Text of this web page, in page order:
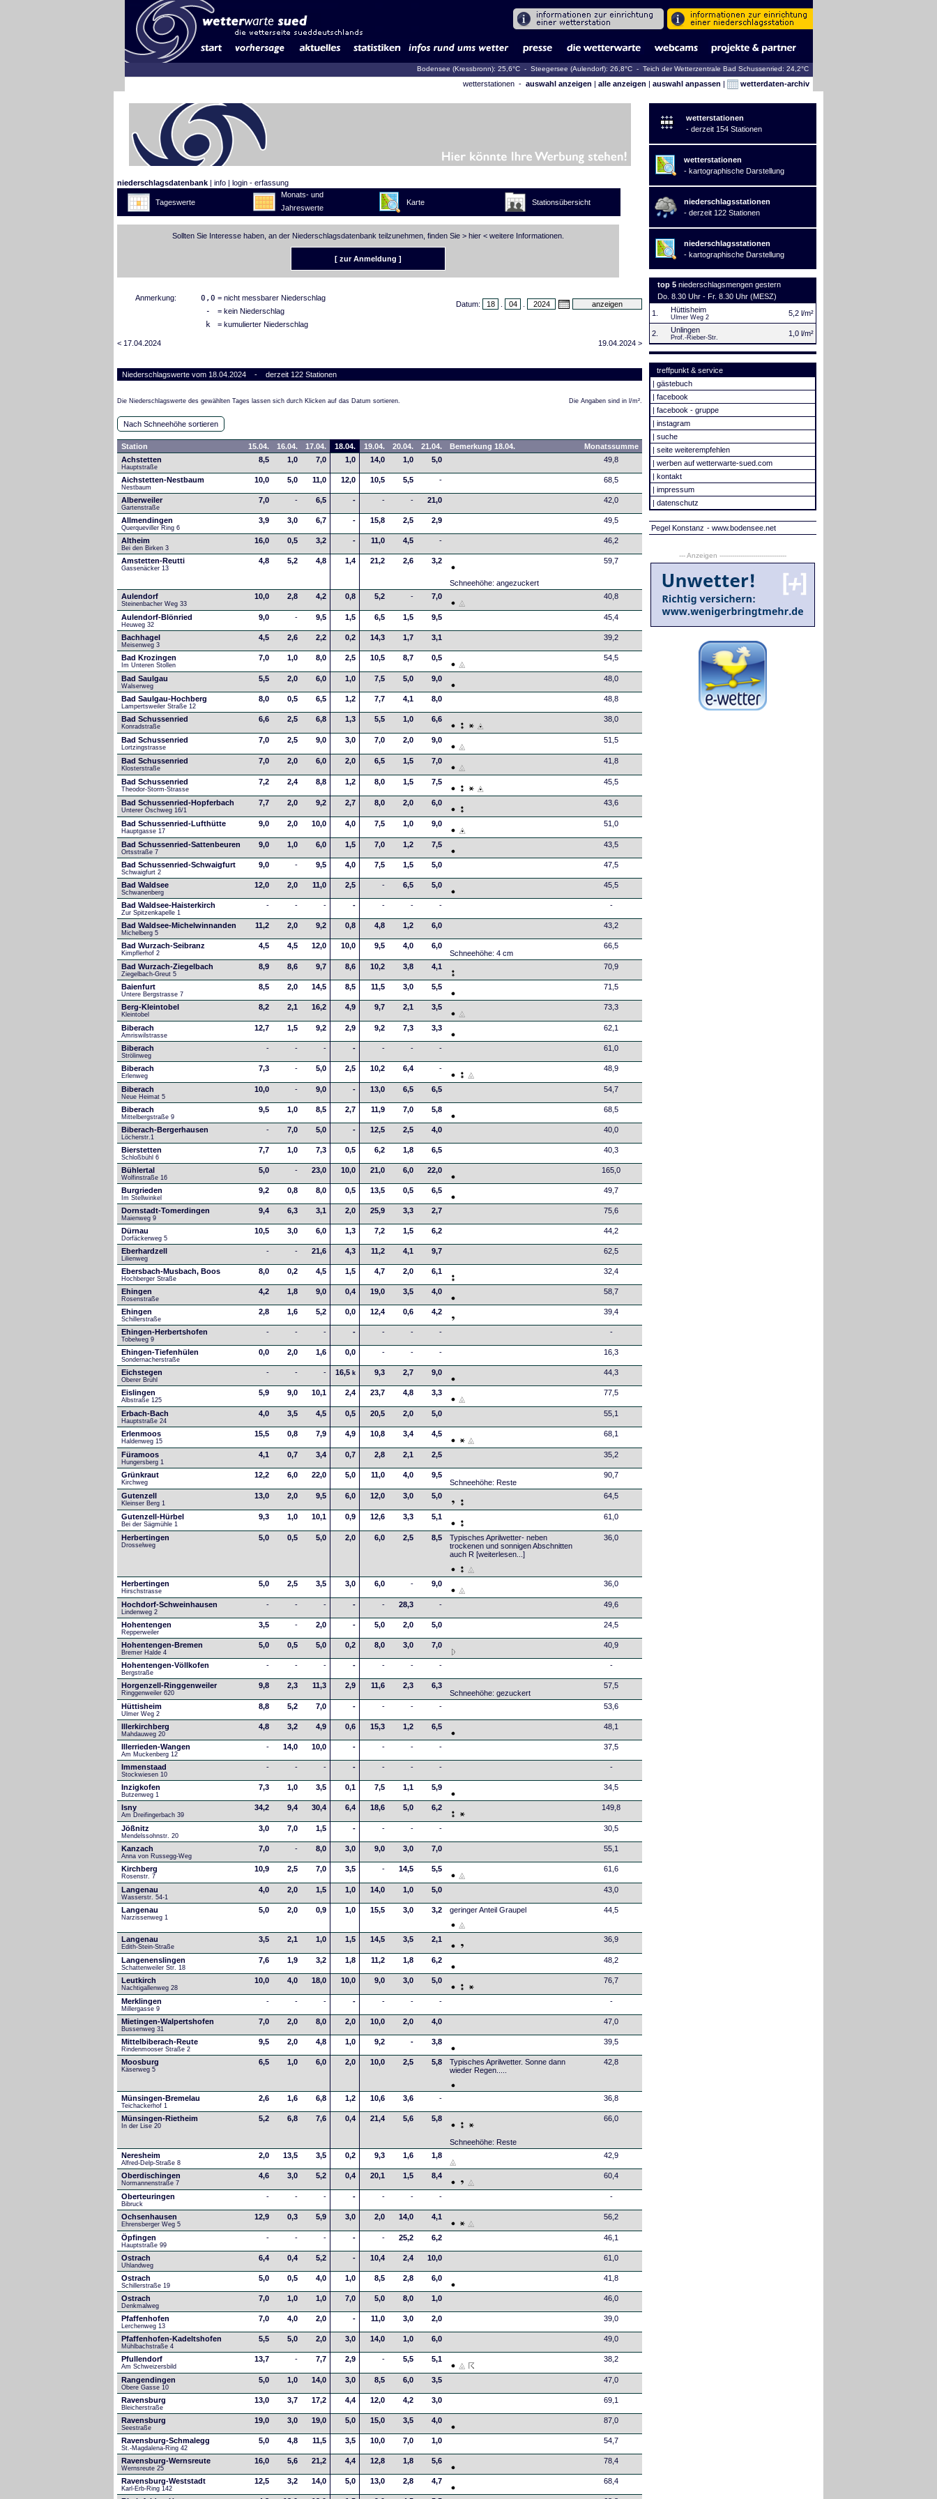
Bodensee (Kressbronn): 25,6°C - Steegersee (Aulendorf): 26,8°C - Teich der Wetterzentrale Bad Schussenried: 24,2°C
wetterstationen - auswahl anzeigen | alle anzeigen | auswahl anpassen | wetterdaten-archiv
niederschlagsdatenbank | info | login - erfassung
Tageswerte
Monats- und
Jahreswerte
Karte Stationsübersicht
Sollten Sie Interesse haben, an der Niederschlagsdatenbank teilzunehmen, finden Sie > hier < weitere Informationen.
[ zur Anmeldung ]
Datum:
Anmerkung: 0,0 = nicht messbarer Niederschlag
- = kein Niederschlag
k = kumulierter Niederschlag
< 17.04.2024 19.04.2024 >
Niederschlagswerte vom 18.04.2024 - derzeit 122 Stationen
Die Niederschlagswerte des gewählten Tages lassen sich durch Klicken auf das Datum sortieren. Die Angaben sind in l/m².
Nach Schneehöhe sortieren
Station 15.04. 16.04. 17.04. 18.04. 19.04. 20.04. 21.04. Bemerkung 18.04.
Monatssumme
Achstetten
Hauptstraße
8,5 1,0 7,0 1,0 14,0 1,0 5,0 49,8
Aichstetten-Nestbaum
Nestbaum
10,0 5,0 11,0 12,0 10,5 5,5 - 68,5
Alberweiler
Gartenstraße
7,0 - 6,5 - - - 21,0 42,0
Allmendingen
Querqueviller Ring 6
3,9 3,0 6,7 - 15,8 2,5 2,9 49,5
Altheim
Bei den Birken 3
16,0 0,5 3,2 - 11,0 4,5 - 46,2
Amstetten-Reutti
Gassenäcker 13
4,8 5,2 4,8 1,4 21,2 2,6 3,2
Schneehöhe: angezuckert
59,7
Aulendorf
Steinenbacher Weg 33
10,0 2,8 4,2 0,8 5,2 - 7,0 40,8
Aulendorf-Blönried
Heuweg 32
9,0 - 9,5 1,5 6,5 1,5 9,5 45,4
Bachhagel
Meisenweg 3
4,5 2,6 2,2 0,2 14,3 1,7 3,1 39,2
Bad Krozingen
Im Unteren Stollen
7,0 1,0 8,0 2,5 10,5 8,7 0,5 54,5
Bad Saulgau
Walserweg
5,5 2,0 6,0 1,0 7,5 5,0 9,0 48,0
Bad Saulgau-Hochberg
Lampertsweiler Straße 12
8,0 0,5 6,5 1,2 7,7 4,1 8,0 48,8
Bad Schussenried
Konradstraße
6,6 2,5 6,8 1,3 5,5 1,0 6,6 38,0
Bad Schussenried
Lortzingstrasse
7,0 2,5 9,0 3,0 7,0 2,0 9,0 51,5
Bad Schussenried
Klosterstraße
7,0 2,0 6,0 2,0 6,5 1,5 7,0 41,8
Bad Schussenried
Theodor-Storm-Strasse
7,2 2,4 8,8 1,2 8,0 1,5 7,5 45,5
Bad Schussenried-Hopferbach
Unterer Öschweg 16/1
7,7 2,0 9,2 2,7 8,0 2,0 6,0 43,6
Bad Schussenried-Lufthütte
Hauptgasse 17
9,0 2,0 10,0 4,0 7,5 1,0 9,0 51,0
Bad Schussenried-Sattenbeuren
Ortsstraße 7
9,0 1,0 6,0 1,5 7,0 1,2 7,5 43,5
Bad Schussenried-Schwaigfurt
Schwaigfurt 2
9,0 - 9,5 4,0 7,5 1,5 5,0 47,5
Bad Waldsee
Schwanenberg
12,0 2,0 11,0 2,5 - 6,5 5,0 45,5
Bad Waldsee-Haisterkirch
Zur Spitzenkapelle 1
- - - - - - - -
Bad Waldsee-Michelwinnanden
Michelberg 5
11,2 2,0 9,2 0,8 4,8 1,2 6,0 43,2
Bad Wurzach-Seibranz
Kimpflerhof 2
4,5 4,5 12,0 10,0 9,5 4,0
6,0
Schneehöhe: 4 cm
66,5
Bad Wurzach-Ziegelbach
Ziegelbach-Greut 5
8,9 8,6 9,7 8,6 10,2 3,8 4,1 70,9
Baienfurt
Untere Bergstrasse 7
8,5 2,0 14,5 8,5 11,5 3,0 5,5 71,5
Berg-Kleintobel
Kleintobel
8,2 2,1 16,2 4,9 9,7 2,1 3,5 73,3
Biberach
Amriswilstrasse
12,7 1,5 9,2 2,9 9,2 7,3 3,3 62,1
Biberach
Strölinweg
- - - - - - - 61,0
Biberach
Erlenweg
7,3 - 5,0 2,5 10,2 6,4 - 48,9
Biberach
Neue Heimat 5
10,0 - 9,0 - 13,0 6,5 6,5 54,7
Biberach
Mittelbergstraße 9
9,5 1,0 8,5 2,7 11,9 7,0 5,8 68,5
Biberach-Bergerhausen
Löcherstr.1
- 7,0 5,0 - 12,5 2,5 4,0 40,0
Bierstetten
Schloßbühl 6
7,7 1,0 7,3 0,5 6,2 1,8 6,5 40,3
Bühlertal
Wolfinstraße 16
5,0 - 23,0 10,0 21,0 6,0 22,0 165,0
Burgrieden
Im Stellwinkel
9,2 0,8 8,0 0,5 13,5 0,5 6,5 49,7
Dornstadt-Tomerdingen
Maienweg 9
9,4 6,3 3,1 2,0 25,9 3,3 2,7 75,6
Dürnau
Dorfäckerweg 5
10,5 3,0 6,0 1,3 7,2 1,5 6,2 44,2
Eberhardzell
Lilienweg
- - 21,6 4,3 11,2 4,1 9,7 62,5
Ebersbach-Musbach, Boos
Hochberger Straße
8,0 0,2 4,5 1,5 4,7 2,0 6,1 32,4
Ehingen
Rosenstraße
4,2 1,8 9,0 0,4 19,0 3,5 4,0 58,7
Ehingen
Schillerstraße
2,8 1,6 5,2 0,0 12,4 0,6 4,2 39,4
Ehingen-Herbertshofen
Tobelweg 9
- - - - - - - -
Ehingen-Tiefenhülen
Sondernacherstraße
0,0 2,0 1,6 0,0 - - - 16,3
Eichstegen
Oberer Brühl
- - - 16,5 k 9,3 2,7 9,0 44,3
Eislingen
Albstraße 125
5,9 9,0 10,1 2,4 23,7 4,8 3,3 77,5
Erbach-Bach
Hauptstraße 24
4,0 3,5 4,5 0,5 20,5 2,0 5,0 55,1
Erlenmoos
Haldenweg 15
15,5 0,8 7,9 4,9 10,8 3,4 4,5 68,1
Füramoos
Hungersberg 1
4,1 0,7 3,4 0,7 2,8 2,1 2,5 35,2
Grünkraut
Kirchweg
12,2 6,0 22,0 5,0 11,0 4,0
9,5
Schneehöhe: Reste
90,7
Gutenzell
Kleinser Berg 1
13,0 2,0 9,5 6,0 12,0 3,0 5,0 64,5
Gutenzell-Hürbel
Bei der Sägmühle 1
9,3 1,0 10,1 0,9 12,6 3,3 5,1 61,0
Herbertingen
Drosselweg
5,0 0,5 5,0 2,0 6,0 2,5 8,5
Typisches Aprilwetter- neben
trockenen und sonnigen Abschnitten
auch R [weiterlesen...]
36,0
Herbertingen
Hirschstrasse
5,0 2,5 3,5 3,0 6,0 - 9,0 36,0
Hochdorf-Schweinhausen
Lindenweg 2
- - - - - 28,3 - 49,6
Hohentengen
Repperweiler
3,5 - 2,0 - 5,0 2,0 5,0 24,5
Hohentengen-Bremen
Bremer Halde 4
5,0 0,5 5,0 0,2 8,0 3,0 7,0 40,9
Hohentengen-Völlkofen
Bergstraße
- - - - - - - -
Horgenzell-Ringgenweiler
Ringgenweiler 620
9,8 2,3 11,3 2,9 11,6 2,3
6,3
Schneehöhe: gezuckert
57,5
Hüttisheim
Ulmer Weg 2
8,8 5,2 7,0 - - - - 53,6
Illerkirchberg
Mahdauweg 20
4,8 3,2 4,9 0,6 15,3 1,2 6,5 48,1
Illerrieden-Wangen
Am Muckenberg 12
- 14,0 10,0 - - - - 37,5
Immenstaad
Stockwiesen 10
- - - - - - - -
Inzigkofen
Butzenweg 1
7,3 1,0 3,5 0,1 7,5 1,1 5,9 34,5
Isny
Am Dreifingerbach 39
34,2 9,4 30,4 6,4 18,6 5,0 6,2 149,8
Jößnitz
Mendelssohnstr. 20
3,0 7,0 1,5 - - - - 30,5
Kanzach
Anna von Russegg-Weg
7,0 - 8,0 3,0 9,0 3,0 7,0 55,1
Kirchberg
Rosenstr. 7
10,9 2,5 7,0 3,5 - 14,5 5,5 61,6
Langenau
Wasserstr. 54-1
4,0 2,0 1,5 1,0 14,0 1,0 5,0 43,0
Langenau
Narzissenweg 1
5,0 2,0 0,9 1,0 15,5 3,0 3,2 geringer Anteil Graupel 44,5
Langenau
Edith-Stein-Straße
3,5 2,1 1,0 1,5 14,5 3,5 2,1 36,9
Langenenslingen
Schattenweiler Str. 18
7,6 1,9 3,2 1,8 11,2 1,8 6,2 48,2
Leutkirch
Nachtigallenweg 28
10,0 4,0 18,0 10,0 9,0 3,0 5,0 76,7
Merklingen
Millergasse 9
- - - - - - - -
Mietingen-Walpertshofen
Bussenweg 31
7,0 2,0 8,0 2,0 10,0 2,0 4,0 47,0
Mittelbiberach-Reute
Rindenmooser Straße 2
9,5 2,0 4,8 1,0 9,2 - 3,8 39,5
Moosburg
Käserweg 5
6,5 1,0 6,0 2,0 10,0 2,5 5,8
Typisches Aprilwetter. Sonne dann
wieder Regen.....
42,8
Münsingen-Bremelau
Teichackerhof 1
2,6 1,6 6,8 1,2 10,6 3,6 - 36,8
Münsingen-Rietheim
In der Lise 20
5,2 6,8 7,6 0,4 21,4 5,6 5,8
Schneehöhe: Reste
66,0
Neresheim
Alfred-Delp-Straße 8
2,0 13,5 3,5 0,2 9,3 1,6 1,8 42,9
Oberdischingen
Normannenstraße 7
4,6 3,0 5,2 0,4 20,1 1,5 8,4 60,4
Oberteuringen
Bibruck
- - - - - - - -
Ochsenhausen
Ehrensberger Weg 5
12,9 0,3 5,9 3,0 2,0 14,0 4,1 56,2
Öpfingen
Hauptstraße 99
- - - - - 25,2 6,2 46,1
Ostrach
Uhlandweg
6,4 0,4 5,2 - 10,4 2,4 10,0 61,0
Ostrach
Schillerstraße 19
5,0 0,5 4,0 1,0 8,5 2,8 6,0 41,8
Ostrach
Denkmalweg
7,0 1,0 1,0 7,0 5,0 8,0 1,0 46,0
Pfaffenhofen
Lerchenweg 13
7,0 4,0 2,0 - 11,0 3,0 2,0 39,0
Pfaffenhofen-Kadeltshofen
Mühlbachstraße 4
5,5 5,0 2,0 3,0 14,0 1,0 6,0 49,0
Pfullendorf
Am Schweizersbild
13,7 - 7,7 2,9 - 5,5 5,1 38,2
Rangendingen
Obere Gasse 10
5,0 1,0 14,0 3,0 8,5 6,0 3,5 47,0
Ravensburg
Bleicherstraße
13,0 3,7 17,2 4,4 12,0 4,2 3,0 69,1
Ravensburg
Seestraße
19,0 3,0 19,0 5,0 15,0 3,5 4,0 87,0
Ravensburg-Schmalegg
St.-Magdalena-Ring 42
5,0 4,8 11,5 3,5 10,0 7,0 1,0 54,7
Ravensburg-Wernsreute
Wernsreute 25
16,0 5,6 21,2 4,4 12,8 1,8 5,6 78,4
Ravensburg-Weststadt
Karl-Erb-Ring 142
12,5 3,2 14,0 5,0 13,0 2,8 4,7 68,4
wetterstationen
- derzeit 154 Stationen
wetterstationen
- kartographische Darstellung
niederschlagsstationen
- derzeit 122 Stationen
niederschlagsstationen
- kartographische Darstellung
top 5 niederschlagsmengen gestern
Do. 8.30 Uhr - Fr. 8.30 Uhr (MESZ)
1.
Hüttisheim
Ulmer Weg 2 5,2 l/m²
2. Unlingen
Prof.-Rieber-Str. 1,0 l/m²
treffpunkt & service
| gästebuch
| facebook
| facebook - gruppe
| instagram
| suche
| seite weiterempfehlen
| werben auf wetterwarte-sued.com
| kontakt
| impressum
| datenschutz
Pegel Konstanz - www.bodensee.net
--- Anzeigen --------------------------------